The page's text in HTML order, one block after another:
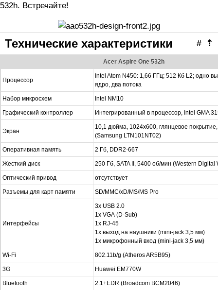
532h. Встречайте!
⇡
#
Технические характеристики
Acer Aspire One 532h
Процессор
Intel Atom N450: 1,66 ГГц; 512 Кб L2; одно
ядро, два потока
Набор микросхем Intel NM10
Графический контроллер Интегрированный в процессор, Intel GMA
Экран
10,1 дюйма, 1024х600, глянцевое
(Samsung LTN101NT02)
Оперативная память 2 Гб, DDR2-667
Жесткий диск 250 Гб, SATA II, 5400 об/мин (Western Digital
Оптический привод отсутствует
Разъемы для карт памяти SD/MMC/xD/MS/MS Pro
Интерфейсы
3х USB 2.0
1x VGA (D-Sub)
1x RJ-45
1x выход на наушники (mini-jack 3,5 мм)
1x микрофонный вход (mini-jack 3,5 мм)
Wi-Fi 802.11b/g (Atheros AR5B95)
3G Huawei EM770W
Bluetooth 2.1+EDR (Broadcom BCM2046)